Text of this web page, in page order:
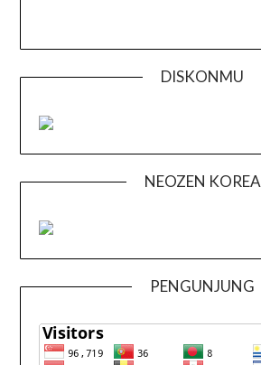
DISKONMU
NEOZEN KOREA
PENGUNJUNG